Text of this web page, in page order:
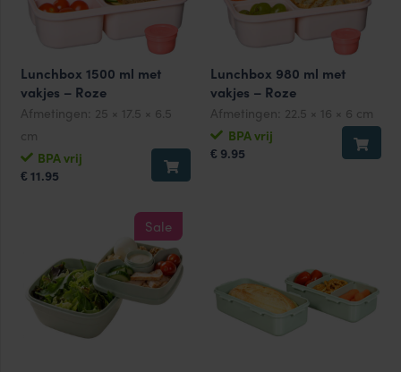
Lunchbox 1500 ml met
vakjes – Roze
Afmetingen: 25 × 17.5 × 6.5
cm
BPA vrij
€ 11.95
Lunchbox 980 ml met
vakjes – Roze
Afmetingen: 22.5 × 16 × 6 cm
BPA vrij
€ 9.95
Sale